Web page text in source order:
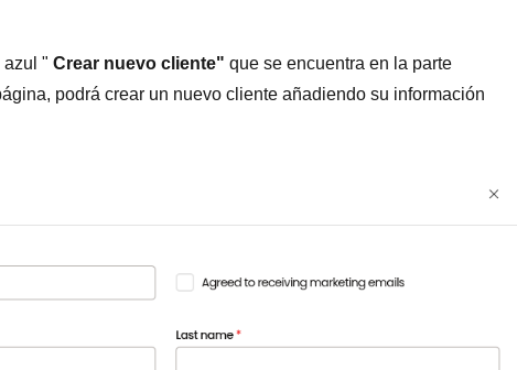
azul " Crear nuevo cliente" que se encuentra en la parte
podrá crear un nuevo cliente añadiendo su información